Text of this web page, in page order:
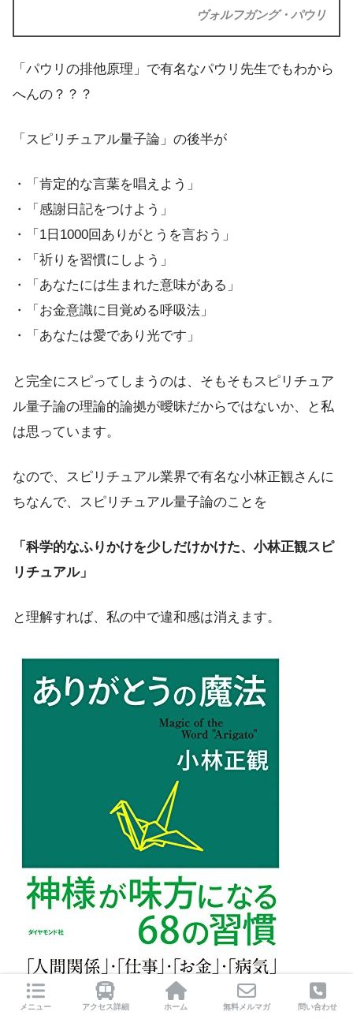
ヴォルフガング・パウリ
「パウリの排他原理」で有名なパウリ先生でもわから
へんの？？？
「スピリチュアル量子論」の後半が
・「肯定的な言葉を唱えよう」
・「感謝日記をつけよう」
・「1日1000回ありがとうを言おう」
・「祈りを習慣にしよう」
・「あなたには生まれた意味がある」
・「お金意識に目覚める呼吸法」
・「あなたは愛であり光です」
と完全にスピってしまうのは、そもそもスピリチュア
ル量子論の理論的論拠が曖昧だからではないか、と私
は思っています。
なので、スピリチュアル業界で有名な小林正観さんに
ちなんで、スピリチュアル量子論のことを
「科学的なふりかけを少しだけかけた、小林正観スピ
リチュアル」
と理解すれば、私の中で違和感は消えます。
メニュー アクセス詳細 ホーム 無料メルマガ 問い合わせ